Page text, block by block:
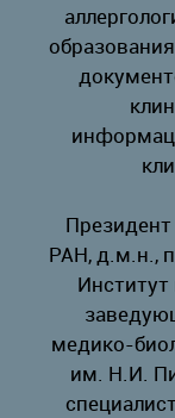
РАН, д.м.н.,
медико-
им. Н.И.